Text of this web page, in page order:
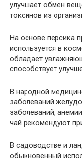
улучшает обмен
токсинов из
На основе персика
используется в
обладает
способствует
В народной
заболеваний
заболеваний,
чай рекомендуют
В садоводстве и
обыкновенный